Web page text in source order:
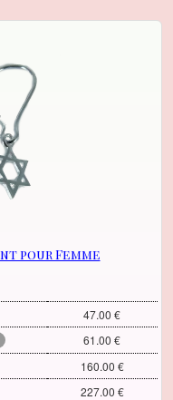
pour Femme
47.00 €
61.00 €
160.00 €
227.00 €